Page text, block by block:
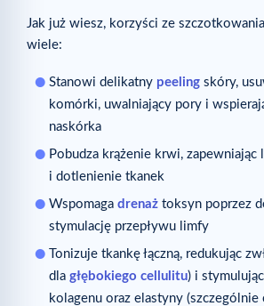
Jak już wiesz, korzyści ze
wiele:
Stanowi delikatny peeling skóry,
komórki, uwalniający pory i
naskórka
Pobudza krążenie krwi,
i dotlenienie tkanek
Wspomaga drenaż toksyn poprzez
stymulację przepływu limfy
Tonizuje tkankę łączną, redukując
dla głębokiego cellulitu) i
kolagenu oraz elastyny (szczególnie